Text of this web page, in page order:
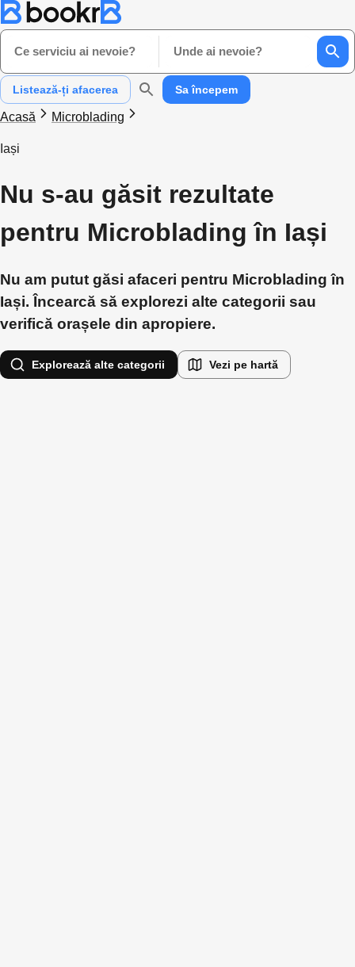
Ce serviciu ai nevoie? Unde ai nevoie?
Listează-ți afacerea Sa începem
Acasă Microblading
Iași
Nu s-au găsit rezultate
pentru Microblading în Iași
Nu am putut găsi afaceri pentru Microblading în
Iași. Încearcă să explorezi alte categorii sau
verifică orașele din apropiere.
Explorează alte categorii Vezi pe hartă